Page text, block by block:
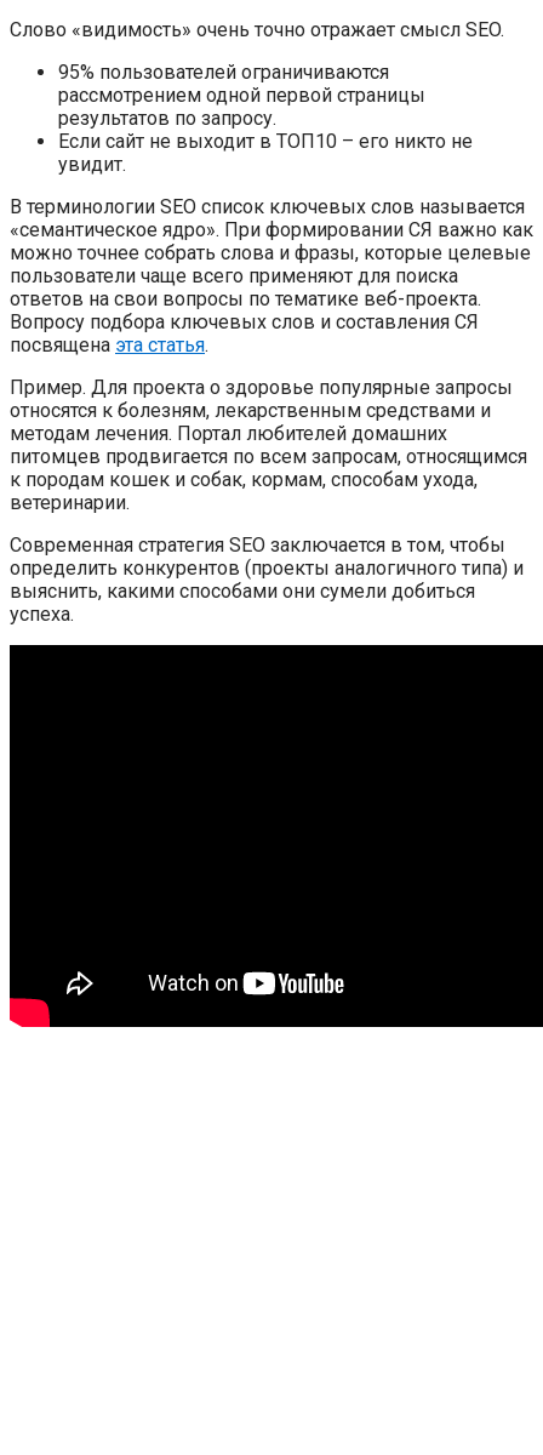
Слово «видимость» очень точно отражает смысл SEO.
95% пользователей ограничиваются
рассмотрением одной первой страницы
результатов по запросу.
Если сайт не выходит в ТОП10 – его никто не
увидит.
В терминологии SEO список ключевых слов называется
«семантическое ядро». При формировании СЯ важно как
можно точнее собрать слова и фразы, которые целевые
пользователи чаще всего применяют для поиска
ответов на свои вопросы по тематике веб-проекта.
Вопросу подбора ключевых слов и составления СЯ
посвящена эта статья.
Пример. Для проекта о здоровье популярные запросы
относятся к болезням, лекарственным средствами и
методам лечения. Портал любителей домашних
питомцев продвигается по всем запросам, относящимся
к породам кошек и собак, кормам, способам ухода,
ветеринарии.
Современная стратегия SEO заключается в том, чтобы
определить конкурентов (проекты аналогичного типа) и
выяснить, какими способами они сумели добиться
успеха.